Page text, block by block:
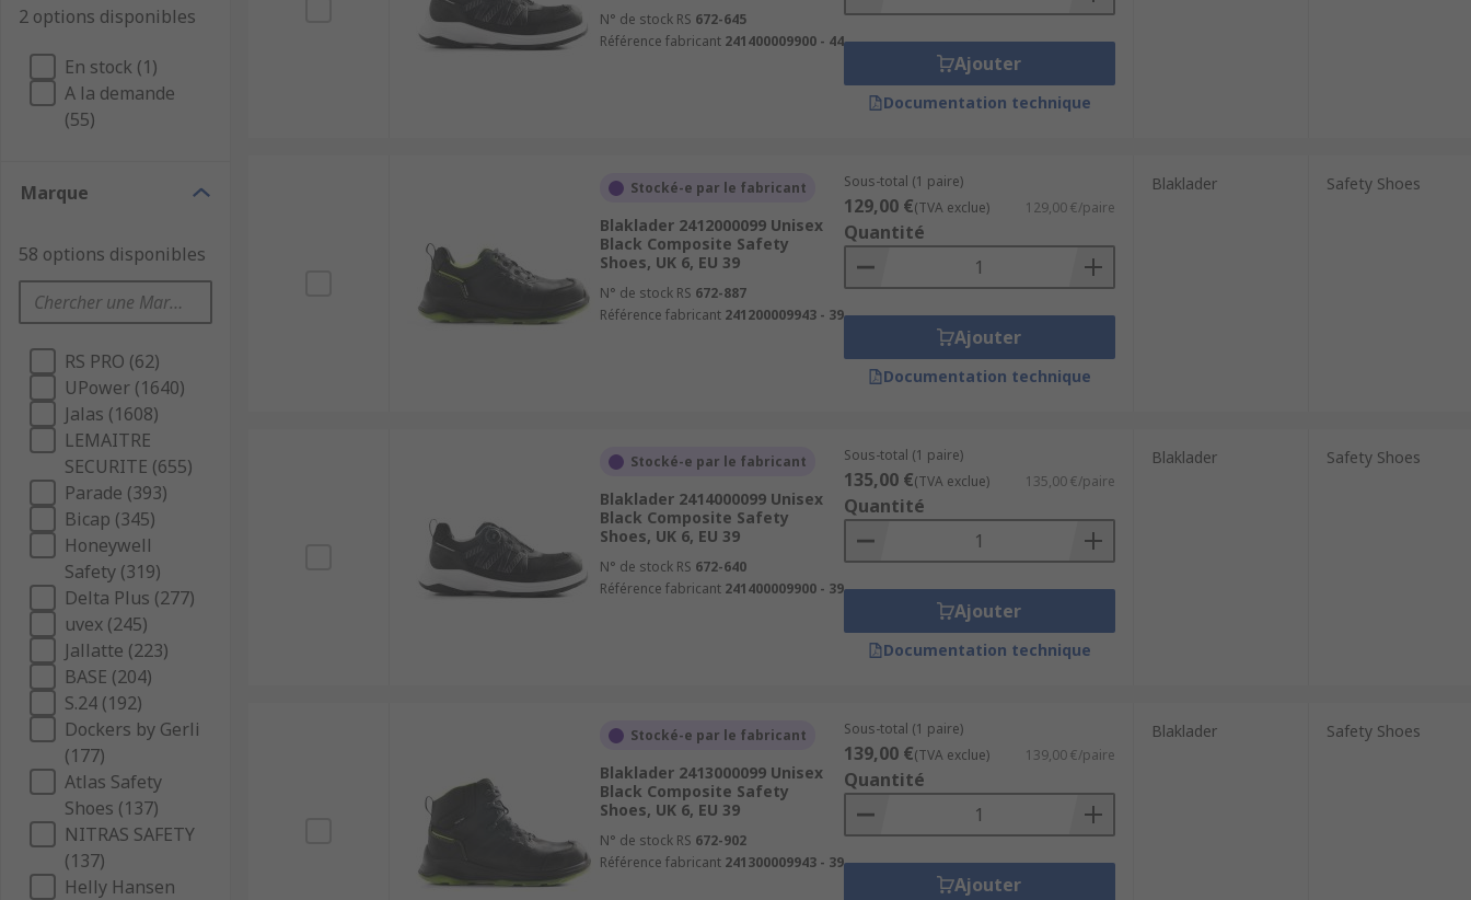
2 options disponibles
En stock (1)
A la demande
(55)
Marque
58 options disponibles
RS PRO (62)
UPower (1640)
Jalas (1608)
LEMAITRE
SECURITE (655)
Parade (393)
Bicap (345)
Honeywell
Safety (319)
Delta Plus (277)
uvex (245)
Jallatte (223)
BASE (204)
S.24 (192)
Dockers by Gerli
(177)
Atlas Safety
Shoes (137)
NITRAS SAFETY
(137)
Helly Hansen
N° de stock RS 672-645
Référence fabricant 241400009900 - 44
Ajouter
Documentation technique
Stocké-e par le fabricant
Blaklader 2412000099 Unisex
Black Composite Safety
Shoes, UK 6, EU 39
N° de stock RS 672-887
Référence fabricant 241200009943 - 39
Sous-total (1 paire)
129,00 €(TVA exclue) 129,00 €/paire
Quantité
Ajouter
Documentation technique
Blaklader Safety Shoes
Stocké-e par le fabricant
Blaklader 2414000099 Unisex
Black Composite Safety
Shoes, UK 6, EU 39
N° de stock RS 672-640
Référence fabricant 241400009900 - 39
Sous-total (1 paire)
135,00 €(TVA exclue) 135,00 €/paire
Quantité
Ajouter
Documentation technique
Blaklader Safety Shoes
Stocké-e par le fabricant
Blaklader 2413000099 Unisex
Black Composite Safety
Shoes, UK 6, EU 39
N° de stock RS 672-902
Référence fabricant 241300009943 - 39
Sous-total (1 paire)
139,00 €(TVA exclue) 139,00 €/paire
Quantité
Ajouter
Blaklader Safety Shoes